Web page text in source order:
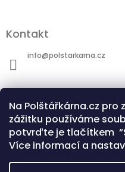
Na Polštářkárna.cz pro
zážitku používáme
potvrďte je tlačítkem
Více informací a
Kontakt
info@polstarkarna.cz
Dotace Evropské unie